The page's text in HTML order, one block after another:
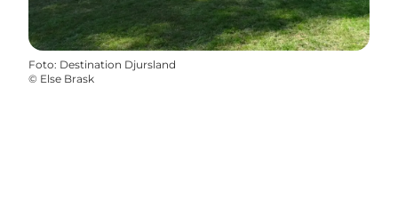
Foto: Destination Djursland
© Else Brask